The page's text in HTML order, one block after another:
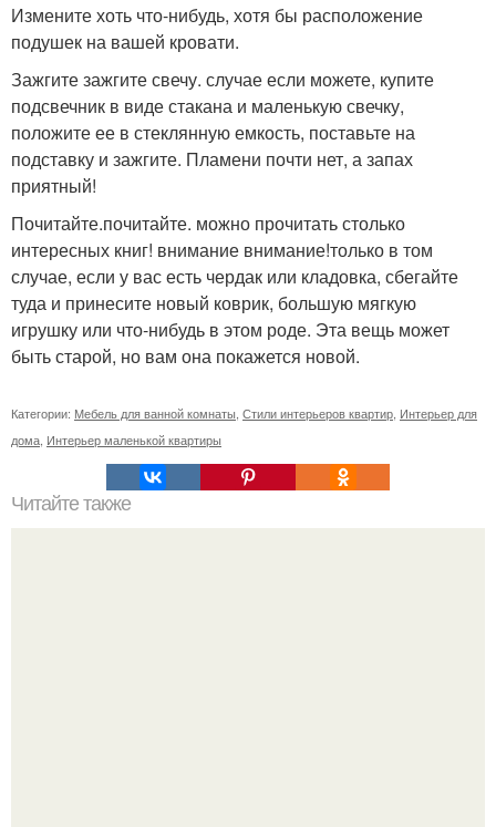
Измените хоть что-нибудь, хотя бы расположение
подушек на вашей кровати.
Зажгите зажгите свечу. случае если можете, купите
подсвечник в виде стакана и маленькую свечку,
положите ее в стеклянную емкость, поставьте на
подставку и зажгите. Пламени почти нет, а запах
приятный!
Почитайте.почитайте. можно прочитать столько
интересных книг! внимание внимание!только в том
случае, если у вас есть чердак или кладовка, сбегайте
туда и принесите новый коврик, большую мягкую
игрушку или что-нибудь в этом роде. Эта вещь может
быть старой, но вам она покажется новой.
Категории: Мебель для ванной комнаты Стили интерьеров квартир Интерьер для
дома Интерьер маленькой квартиры
Читайте также